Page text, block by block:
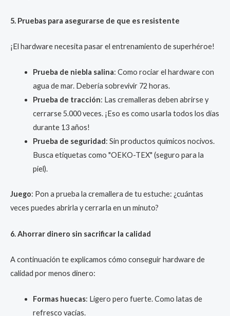
5. Pruebas para asegurarse de que es resistente
¡El hardware necesita pasar el entrenamiento de superhéroe!
Prueba de niebla salina: Como rociar el hardware con
agua de mar. Debería sobrevivir 72 horas.
Prueba de tracción: Las cremalleras deben abrirse y
cerrarse 5.000 veces. ¡Eso es como usarla todos los días
durante 13 años!
Prueba de seguridad: Sin productos químicos nocivos.
Busca etiquetas como "OEKO-TEX" (seguro para la
piel).
Juego: Pon a prueba la cremallera de tu estuche: ¿cuántas
veces puedes abrirla y cerrarla en un minuto?
6. Ahorrar dinero sin sacrificar la calidad
A continuación te explicamos cómo conseguir hardware de
calidad por menos dinero:
Formas huecas: Ligero pero fuerte. Como latas de
refresco vacías.